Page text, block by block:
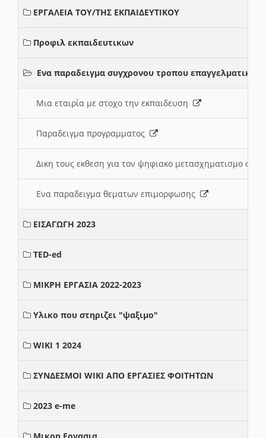
ΕΡΓΑΛΕΙΑ ΤΟΥ/ΤΗΣ ΕΚΠΑΙΔΕΥΤΙΚΟΥ
Προφιλ εκπαιδευτικων
Ενα παραδειγμα συγχρονου τροπου
Μια εταιρία με στοχο την εκπαιδευση
Παραδειγμα προγραμματος
Δικη τους εκθεση για τον ψηφιακο μετασχηματισμο
Ενα παραδειγμα θεματων επιμορφωσης
ΕΙΣΑΓΩΓΗ 2023
TED-ed
ΜΙΚΡΗ ΕΡΓΑΣΙΑ 2022-2023
Υλικο που στηριζει "ψαξιμο"
WIKI 1 2024
ΣΥΝΔΕΣΜΟΙ WIKI ΑΠΟ ΕΡΓΑΣΙΕΣ ΦΟΙΤΗΤΩΝ
2023 e-me